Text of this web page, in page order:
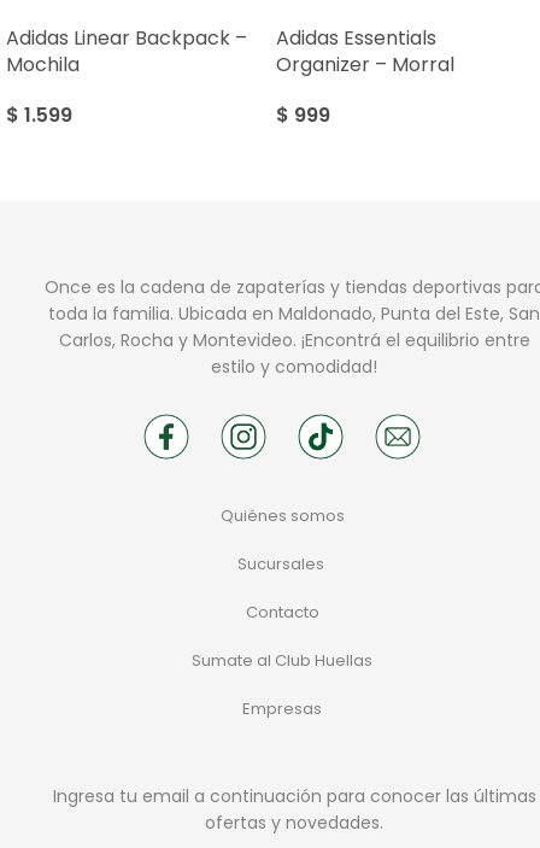
Adidas Linear Backpack –
Mochila
$ 1.599
Adidas Essentials
Organizer – Morral
$ 999
Once es la cadena de zapaterías y tiendas deportivas
toda la familia. Ubicada en Maldonado, Punta del Este, San
Carlos, Rocha y Montevideo. ¡Encontrá el equilibrio entre
estilo y comodidad!
Quiénes somos
Sucursales
Contacto
Sumate al Club Huellas
Empresas
Ingresa tu email a continuación para conocer las últimas
ofertas y novedades.